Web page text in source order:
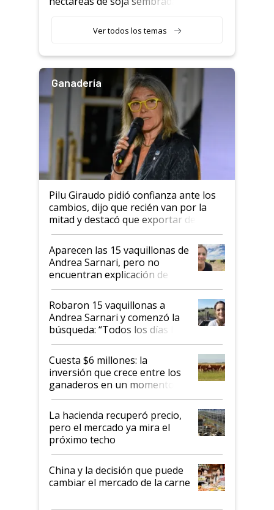
variedades que marcan un
salto tecnológico en genética y
Ver todos los temas
Ganadería
Pilu Giraudo pidió confianza ante los
cambios, dijo que recién van por la
mitad y destacó que exportar dejó de
ser "para unos pocos": "Tenemos un
mandato muy claro del gobierno
nacional"
Aparecen las 15 vaquillonas de
Andrea Sarnari, pero no
encuentran explicación de
cómo llegaron allí
Robaron 15 vaquillonas a
Andrea Sarnari y comenzó la
búsqueda: “Todos los días le
toca a algún productor”
Cuesta $6 millones: la
inversión que crece entre los
ganaderos en un momento
histórico para la actividad
La hacienda recuperó precio,
pero el mercado ya mira el
próximo techo
China y la decisión que puede
cambiar el mercado de la carne